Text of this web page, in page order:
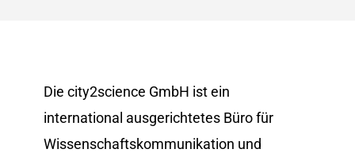
Die city2science GmbH ist ein
international ausgerichtetes Büro für
Wissenschaftskommunikation und